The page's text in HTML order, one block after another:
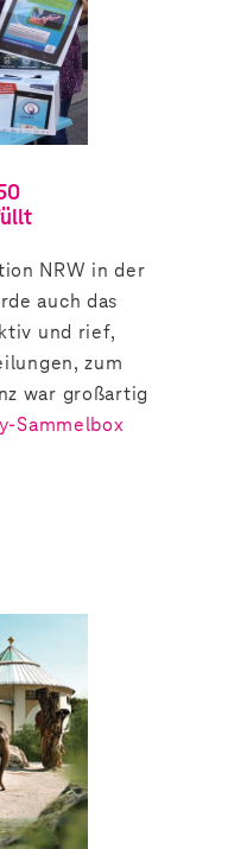
NRW in der
auch das
und rief,
zum
war großartig
Sammelbox